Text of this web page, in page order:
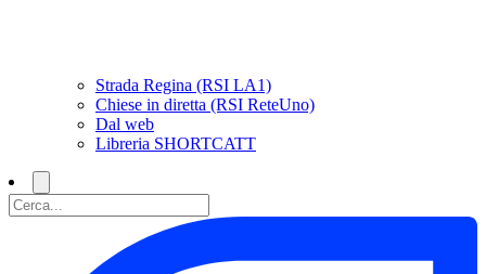
Strada Regina (RSI LA1)
Chiese in diretta (RSI ReteUno)
Dal web
Libreria SHORTCATT